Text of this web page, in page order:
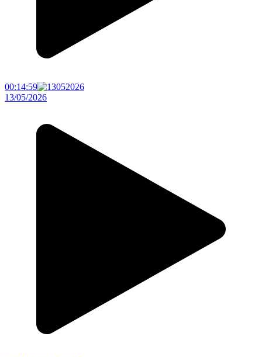
00:14:59
13/05/2026